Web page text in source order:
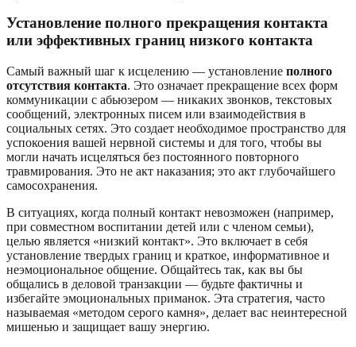
Установление полного прекращения контакта
или эффективных границ низкого контакта
Самый важный шаг к исцелению — установление полного
отсутствия контакта. Это означает прекращение всех форм
коммуникации с абьюзером — никаких звонков, текстовых
сообщений, электронных писем или взаимодействия в
социальных сетях. Это создает необходимое пространство для
успокоения вашей нервной системы и для того, чтобы вы
могли начать исцеляться без постоянного повторного
травмирования. Это не акт наказания; это акт глубочайшего
самосохранения.
В ситуациях, когда полный контакт невозможен (например,
при совместном воспитании детей или с членом семьи),
целью является «низкий контакт». Это включает в себя
установление твердых границ и краткое, информативное и
неэмоциональное общение. Общайтесь так, как вы бы
общались в деловой транзакции — будьте фактичны и
избегайте эмоциональных приманок. Эта стратегия, часто
называемая «методом серого камня», делает вас неинтересной
мишенью и защищает вашу энергию.